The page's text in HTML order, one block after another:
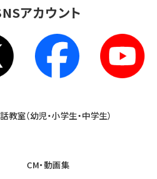
アカウント
室（幼児・小学生・中学生）
CM・動画集